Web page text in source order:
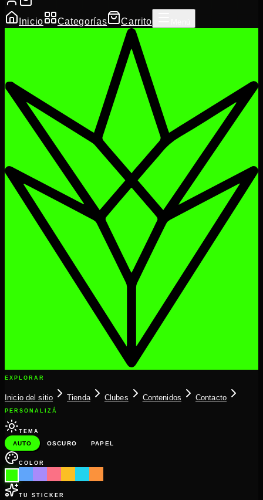
Inicio Categorías Carrito
EXPLORAR
Inicio del sitio Tienda Clubes Contenidos Contacto
PERSONALIZÁ
TEMA
AUTO OSCURO PAPEL
COLOR
TU STICKER